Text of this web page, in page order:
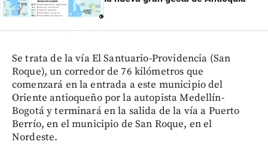
Se trata de la vía El Santuario-Providencia (San
Roque), un corredor de 76 kilómetros que
comenzará en la entrada a este municipio del
Oriente antioqueño por la autopista Medellín-
Bogotá y terminará en la salida de la vía a Puerto
Berrío, en el municipio de San Roque, en el
Nordeste.